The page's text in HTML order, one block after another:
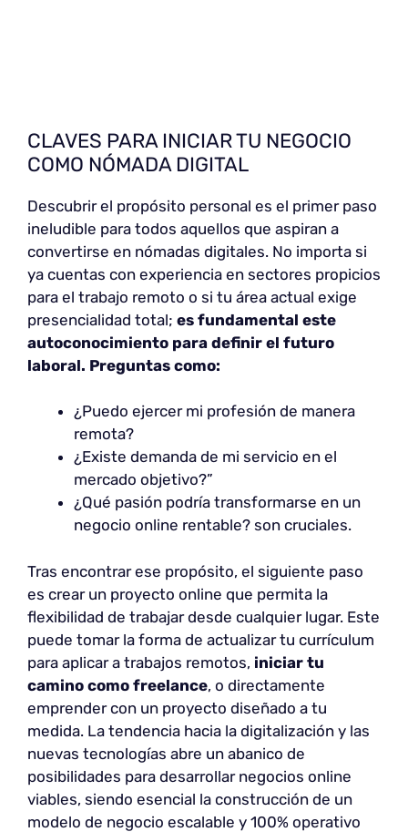
CLAVES PARA INICIAR TU NEGOCIO
COMO NÓMADA DIGITAL
Descubrir el propósito personal es el primer paso
ineludible para todos aquellos que aspiran a
convertirse en nómadas digitales. No importa si
ya cuentas con experiencia en sectores propicios
para el trabajo remoto o si tu área actual exige
presencialidad total; es fundamental este
autoconocimiento para definir el futuro
laboral. Preguntas como:
¿Puedo ejercer mi profesión de manera
remota?
¿Existe demanda de mi servicio en el
mercado objetivo?”
¿Qué pasión podría transformarse en un
negocio online rentable? son cruciales.
Tras encontrar ese propósito, el siguiente paso
es crear un proyecto online que permita la
flexibilidad de trabajar desde cualquier lugar. Este
puede tomar la forma de actualizar tu currículum
para aplicar a trabajos remotos, iniciar tu
camino como freelance, o directamente
emprender con un proyecto diseñado a tu
medida. La tendencia hacia la digitalización y las
nuevas tecnologías abre un abanico de
posibilidades para desarrollar negocios online
viables, siendo esencial la construcción de un
modelo de negocio escalable y 100% operativo